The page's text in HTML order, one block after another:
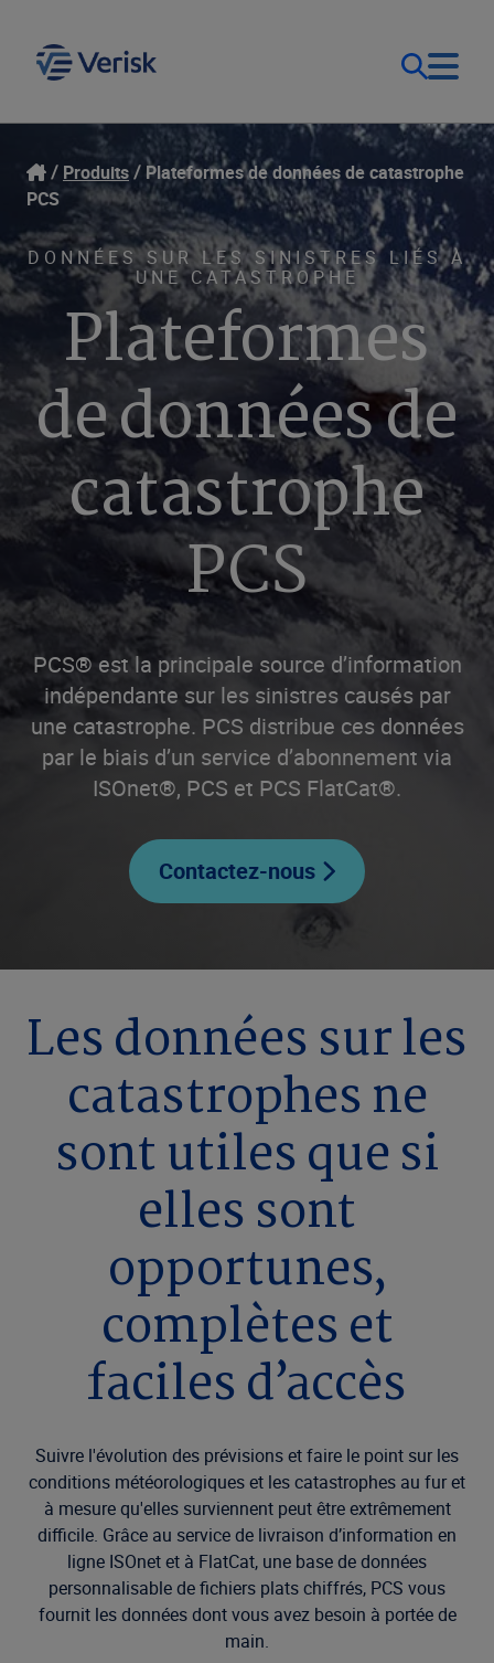
Notre objectif
Nos solutions
Ressources
Entreprise
Ouverture de session
Contact Us
Canada (FR)
Produits
Plateformes de données de catastrophe
PCS
DONNÉES SUR LES SINISTRES LIÉS À
UNE CATASTROPHE
Plateformes
de données de
catastrophe
PCS
PCS® est la principale source d’information
indépendante sur les sinistres causés par
une catastrophe. PCS distribue ces données
par le biais d’un service d’abonnement via
ISOnet®, PCS et PCS FlatCat®.
Contactez-nous
Les données sur les
catastrophes ne
sont utiles que si
elles sont
opportunes,
complètes et
faciles d’accès
Suivre l'évolution des prévisions et faire le point sur les
conditions météorologiques et les catastrophes au fur et
à mesure qu'elles surviennent peut être extrêmement
difficile. Grâce au service de livraison d’information en
ligne ISOnet et à FlatCat, une base de données
personnalisable de fichiers plats chiffrés, PCS vous
fournit les données dont vous avez besoin à portée de
main.